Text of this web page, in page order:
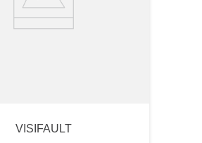
VISIFAULT